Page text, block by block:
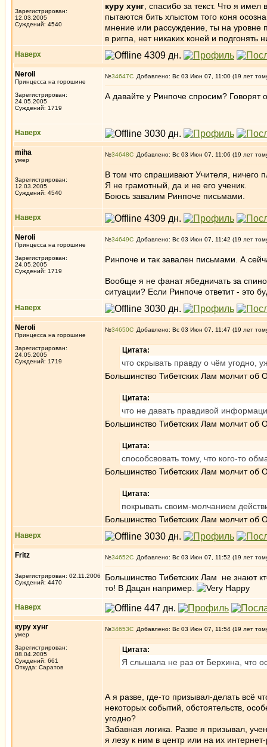
Зарегистрирован:
12.03.2005
Суждений: 4540
куру хунг , спасибо за текст. Что я
пытаются бить хлыстом того коня
мнение или рассуждение, ты на уровне
в ригпа, нет никаких коней и подгонять
Наверх
Neroli
Принцесса на горошине
Зарегистрирован:
24.05.2005
Суждений: 1719
№34647 Добавлено: Вс 03 Июн 07, 11:00 (19 лет
А давайте у Ринпоче спросим? Говорят
Наверх
miha
умер
Зарегистрирован:
12.03.2005
Суждений: 4540
№34648 Добавлено: Вс 03 Июн 07, 11:06 (19 лет
В том что спрашивают Учителя, ничего
Я не грамотный, да и не его ученик.
Боюсь завалим Ринпоче письмами.
Наверх
Neroli
Принцесса на горошине
Зарегистрирован:
24.05.2005
Суждений: 1719
№34649 Добавлено: Вс 03 Июн 07, 11:42 (19 лет
Ринпоче и так завален письмами. А
Вообще я не фанат ябедничать за
ситуации? Если Ринпоче ответит - это
Наверх
Neroli
Принцесса на горошине
Зарегистрирован:
24.05.2005
Суждений: 1719
№34650 Добавлено: Вс 03 Июн 07, 11:47 (19 лет
Цитата:
что скрывать правду о чём угодно,
Большинство Тибетских Лам молчит об
Цитата:
что не давать правдивой
Большинство Тибетских Лам молчит об
Цитата:
способсвовать тому, что кого-то
Большинство Тибетских Лам молчит об
Цитата:
покрывать своим-молчанием
Большинство Тибетских Лам молчит об
Наверх
Fritz
Зарегистрирован: 02.11.2006
Суждений: 4470
№34652 Добавлено: Вс 03 Июн 07, 11:52 (19 лет
Большинство Тибетских Лам не знают
то! В Дацан например.
Наверх
куру хунг
умер
Зарегистрирован:
08.04.2005
Суждений: 661
Откуда: Саратов
№34653 Добавлено: Вс 03 Июн 07, 11:54 (19 лет
Цитата:
Я слышала не раз от Берхина, что
А я разве, где-то призывал-делать всё
некоторых событий, обстоятельств,
угодно?
Забавная логика. Разве я призывал,
я лезу к ним в центр или на их